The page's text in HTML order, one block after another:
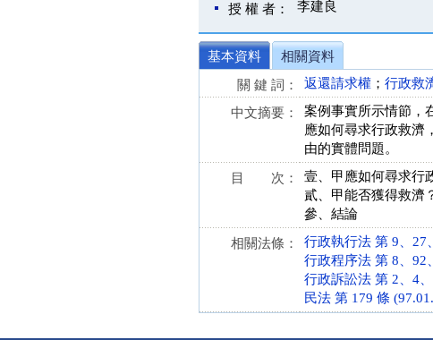
授 權 者：
李建良
基本資料
相關資料
關 鍵 詞：
返還請求權 ； 行政救
中文摘要：
案例事實所示情節，
應如何尋求行政救濟
由的實體問題。
目 次：
壹、甲應如何尋求行
貳、甲能否獲得救濟
參、結論
相關法條：
行政執行法 第 9、27
行政程序法 第 8、92
行政訴訟法 第 2、4
民法 第 179 條